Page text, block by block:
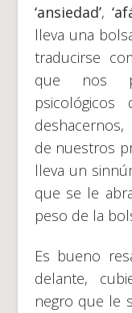
‘ansiedad’,
lleva una
traducirse
que nos
de nuestros
lleva un
que se le
peso de la
Es bueno
delante,
negro que le